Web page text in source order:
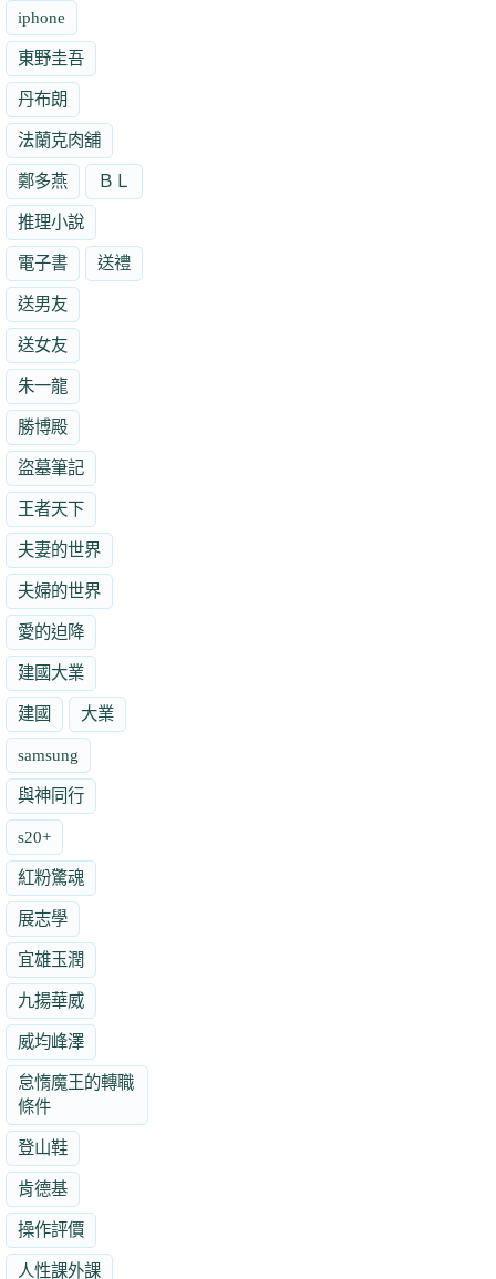
iphone
東野圭吾
丹布朗
法蘭克肉舖
鄭多燕 ＢＬ
推理小說
電子書 送禮
送男友
送女友
朱一龍
勝博殿
盜墓筆記
王者天下
夫妻的世界
夫婦的世界
愛的迫降
建國大業
建國 大業
samsung
與神同行
s20+
紅粉驚魂
展志學
宜雄玉潤
九揚華威
威均峰澤
怠惰魔王的轉職
條件
登山鞋
肯德基
操作評價
人性課外課